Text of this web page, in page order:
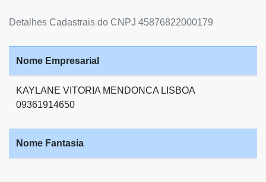
Detalhes Cadastrais do CNPJ 45876822000179
Nome Empresarial
KAYLANE VITORIA MENDONCA LISBOA
09361914650
Nome Fantasia